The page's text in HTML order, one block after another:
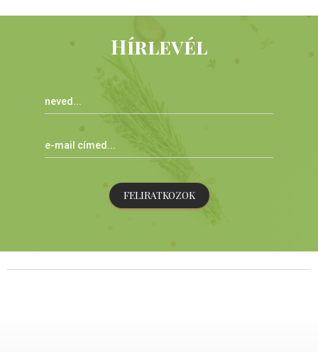
Hírlevél
FELIRATKOZOK